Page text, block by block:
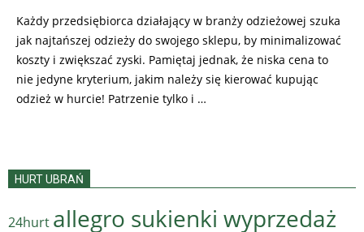
Każdy przedsiębiorca działający w branży odzieżowej szuka
jak najtańszej odzieży do swojego sklepu, by minimalizować
koszty i zwiększać zyski. Pamiętaj jednak, że niska cena to
nie jedyne kryterium, jakim należy się kierować kupując
odzież w hurcie! Patrzenie tylko i …
HURT UBRAŃ
24hurt allegro sukienki wyprzedaż